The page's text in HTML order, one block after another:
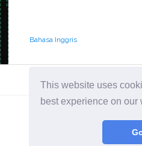
This website uses
best experience on our
Bahasa Inggris
Pelajari